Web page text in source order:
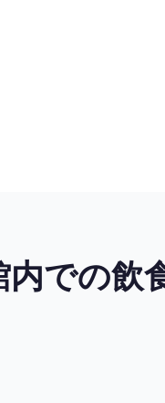
での飲